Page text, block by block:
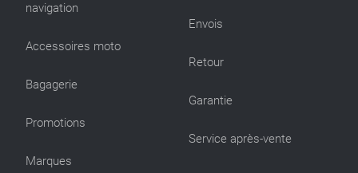
navigation
Accessoires moto
Bagagerie
Promotions
Marques
Envois
Retour
Garantie
Service après-vente